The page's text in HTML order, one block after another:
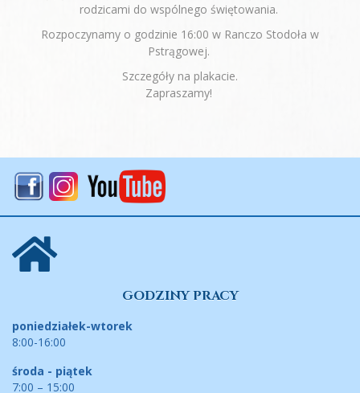
GODZINY PRACY
poniedziałek-wtorek
8:00-16:00
środa - piątek
7:00 – 15:00
rodzicami do wspólnego świętowania.
Rozpoczynamy o godzinie 16:00 w Ranczo Stodoła w
Pstrągowej.
Szczegóły na plakacie.
Zapraszamy!